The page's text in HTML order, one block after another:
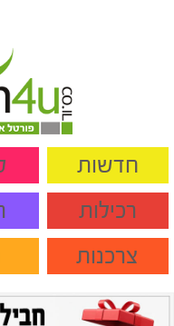
חדשות
רכילות
צרכנות